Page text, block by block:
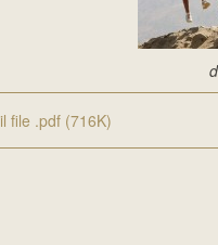
file .pdf (716K)